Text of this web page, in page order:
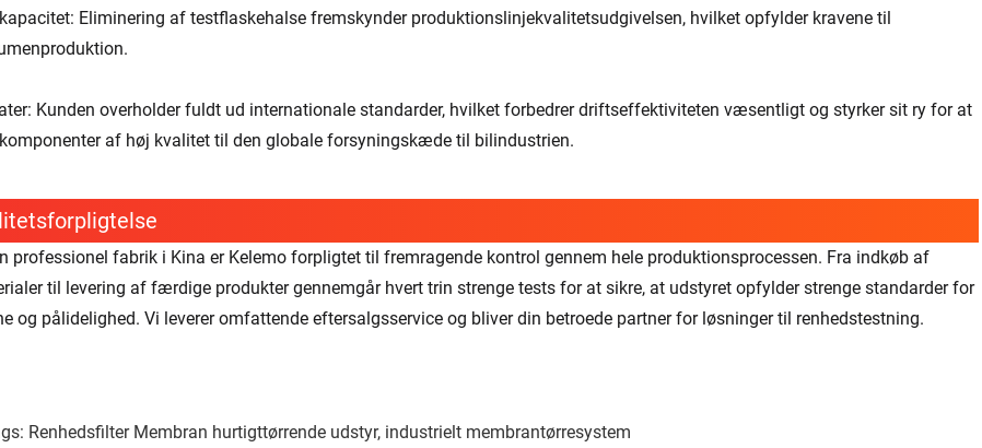
Eliminering af testflaskehalse fremskynder produktionslinjekvalitetsudgivelsen, hvilket opfylder kravene til
Kunden overholder fuldt ud internationale standarder, hvilket forbedrer driftseffektiviteten væsentligt og styrker sit ry for at
af høj kvalitet til den globale forsyningskæde til bilindustrien.
professionel fabrik i Kina er Kelemo forpligtet til fremragende kontrol gennem hele produktionsprocessen. Fra indkøb af
til levering af færdige produkter gennemgår hvert trin strenge tests for at sikre, at udstyret opfylder strenge standarder for
og pålidelighed. Vi leverer omfattende eftersalgsservice og bliver din betroede partner for løsninger til renhedstestning.
Renhedsfilter Membran hurtigttørrende udstyr, industrielt membrantørresystem